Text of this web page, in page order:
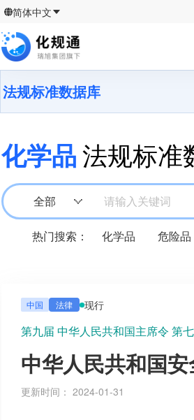
简体中文
法规标准数据库
化学品法规标准
全部 请输入关键词
热门搜索： 化学品 危险品
中国 法律 现行
第九届 中华人民共和国主席令 第
中华人民共和国
更新时间： 2024-01-31